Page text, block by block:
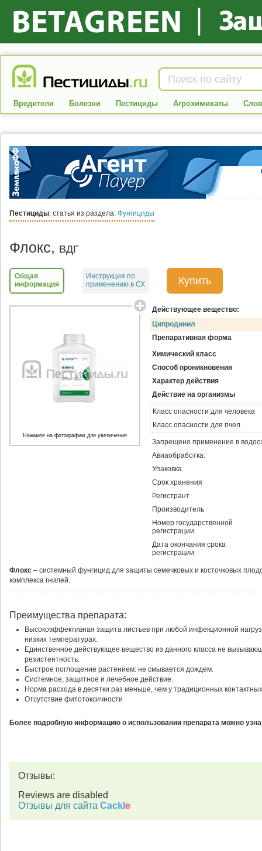
Вредители Болезни Пестициды Агрохимикаты
Пестициды, статья из раздела: Фунгициды
Флокс, ВДГ
Общая
информация
Инструкция по
применению в СХ
Купить
Действующее вещество:
Ципродинил
Препаративная форма
Химический класс
Способ проникновения
Характер действия
Действие на организмы
Класс опасности для человека
Класс опасности для пчел
Запрещено применение в
Авиаобработка:
Упаковка
Срок хранения
Регистрант
Производитель
Номер государственной
регистрации
Дата окончания срока
регистрации
Нажмите на фотографию для увеличения
Флoкc – cистемный фунгицид для защиты сeмечкoвыx и кocточкoвых
комплекса гнилей.
Преимущества препарата:
Высокоэффективная защита листьев при любой инфекционной
низких температурах.
Единственное действующее вещество из данного класса не
резистентность.
Быстрое поглощение растением: не смывается дождем.
Системное, защитное и лечебное действие.
Норма расхода в десятки раз меньше, чем у традиционных
Отсутствие фитотоксичности
Более подробную информацию о использовании препарата можно
Отзывы:
Reviews are disabled
Отзывы для сайта Cackl e